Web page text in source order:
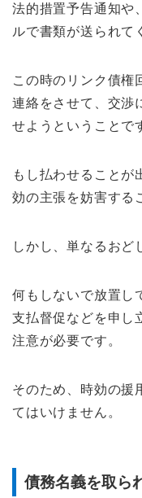
法的措置予告通知や
ルで書類が送られて
この時のリンク債権
連絡をさせて、交渉
せようということで
もし払わせることが
効の主張を妨害する
しかし、単なるおど
何もしないで放置し
支払督促などを申し
注意が必要です。
そのため、時効の援
てはいけません。
債務名義を取ら